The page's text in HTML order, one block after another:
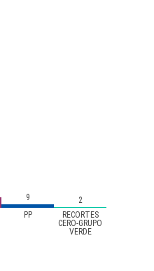
PP
RECORTES
CERO-GRUPO
VERDE
9 2